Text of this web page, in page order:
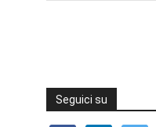
Seguici su